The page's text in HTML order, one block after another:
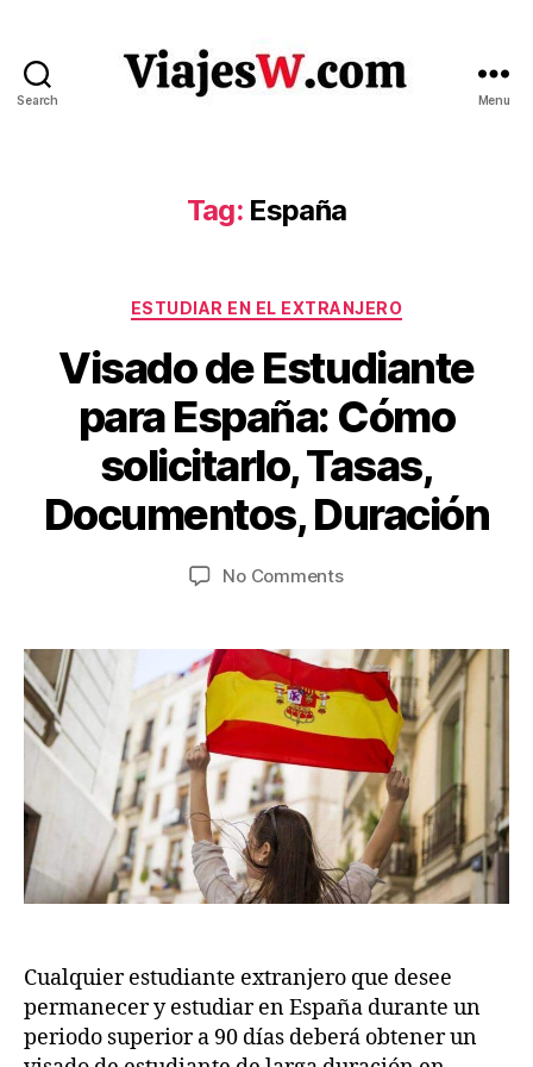
Search Menu
Tag: España
Categories
ESTUDIAR EN EL EXTRANJERO
Visado de Estudiante
para España: Cómo
solicitarlo, Tasas,
Documentos, Duración
author
B
V
ia
s
o
m
date
J
l
,
2
No Commentson
Estudiante
para
España:
Cómo
solicitarlo,
Tasas,
Documentos,
Duración
Cualquier estudiante extranjero que desee
permanecer y estudiar en España durante un
periodo superior a 90 días deberá obtener un